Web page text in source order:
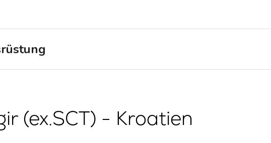
(ex.SCT) - Kroatien